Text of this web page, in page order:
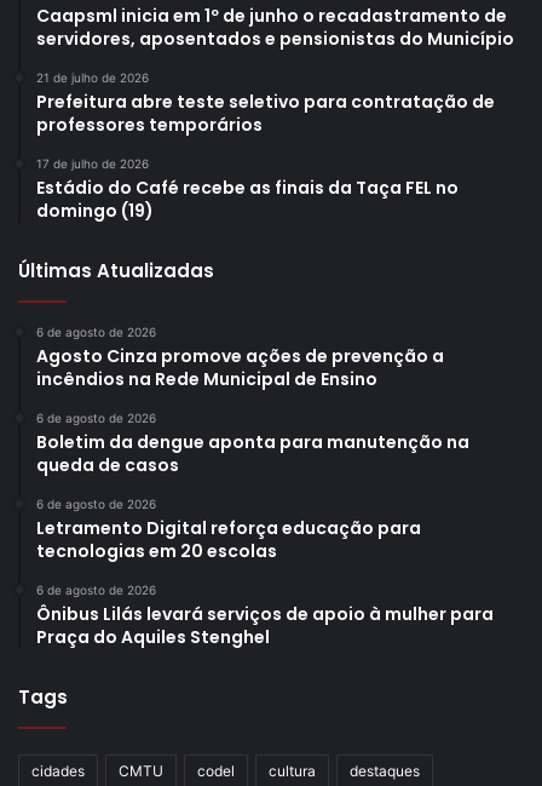
Caapsml inicia em 1º de junho o recadastramento de
servidores, aposentados e pensionistas do Município
21 de julho de 2026
Prefeitura abre teste seletivo para contratação de
professores temporários
17 de julho de 2026
Estádio do Café recebe as finais da Taça FEL no
domingo (19)
Últimas Atualizadas
6 de agosto de 2026
Agosto Cinza promove ações de prevenção a
incêndios na Rede Municipal de Ensino
6 de agosto de 2026
Boletim da dengue aponta para manutenção na
queda de casos
6 de agosto de 2026
Letramento Digital reforça educação para
tecnologias em 20 escolas
6 de agosto de 2026
Ônibus Lilás levará serviços de apoio à mulher para
Praça do Aquiles Stenghel
Tags
cidades CMTU codel cultura destaques